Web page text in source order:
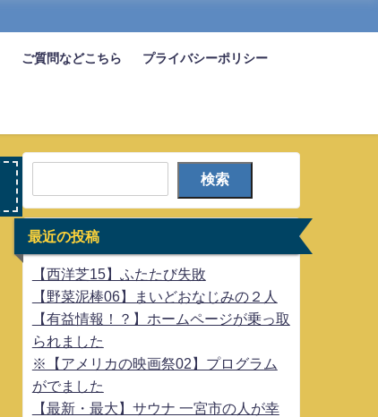
ご質問などこちら プライバシーポリシー
検索
最近の投稿
【西洋芝15】ふたたび失敗
【野菜泥棒06】まいどおなじみの２人
【有益情報！？】ホームページが乗っ取
られました
※【アメリカの映画祭02】プログラム
がでました
【最新・最大】サウナ 一宮市の人が幸